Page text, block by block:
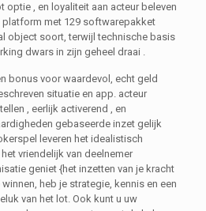
optie , en loyaliteit aan acteur beleven
platform met 129 softwarepakket
object soort, terwijl technische basis
dwars in zijn geheel draai .
bonus voor waardevol, echt geld
situatie en app. acteur
, eerlijk activerend , en
gebaseerde inzet gelijk
leveren het idealistisch
vriendelijk van deelnemer
geniet {het inzetten van je kracht
heb je strategie, kennis en een
van het lot. Ook kunt u uw